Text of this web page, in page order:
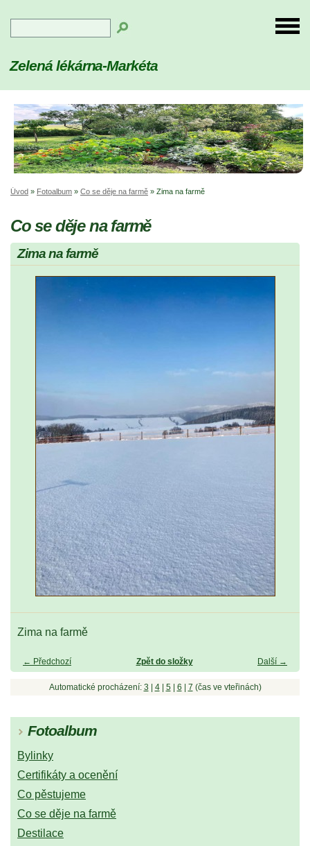
Zelená lékárna-Markéta
Úvod » Fotoalbum » Co se děje na farmě » Zima na farmě
Co se děje na farmě
Zima na farmě
Zima na farmě
← Předchozí Další →
Zpět do složky
Automatické procházení: 3 4| 5| 6 7 (čas ve vteřinách)
Fotoalbum
Bylinky
Certifikáty a ocenění
Co pěstujeme
Co se děje na farmě
Destilace